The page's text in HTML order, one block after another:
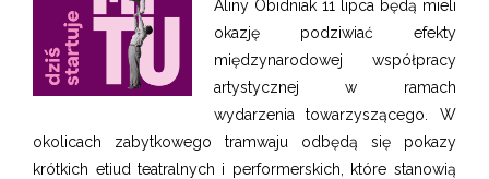
Aliny Obidniak 11 lipca będą mieli
okazję podziwiać efekty
międzynarodowej współpracy
artystycznej w ramach
wydarzenia towarzyszącego. W
okolicach zabytkowego tramwaju odbędą się pokazy
krótkich etiud teatralnych i performerskich, które stanowią